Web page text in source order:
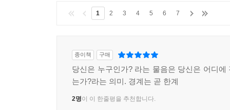
1 2 3 4 5 6 7
종이책 구매
당신은 누구인가? 라는 물음은 당신은 어디에
는가?라는 의미. 경계는 곧 한계
2명이 이 한줄평을 추천합니다.